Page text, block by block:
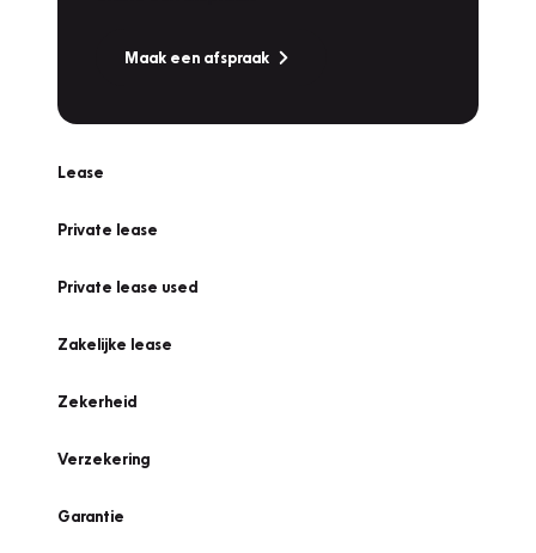
Maak een afspraak
Lease
Private lease
Private lease used
Zakelijke lease
Zekerheid
Verzekering
Garantie